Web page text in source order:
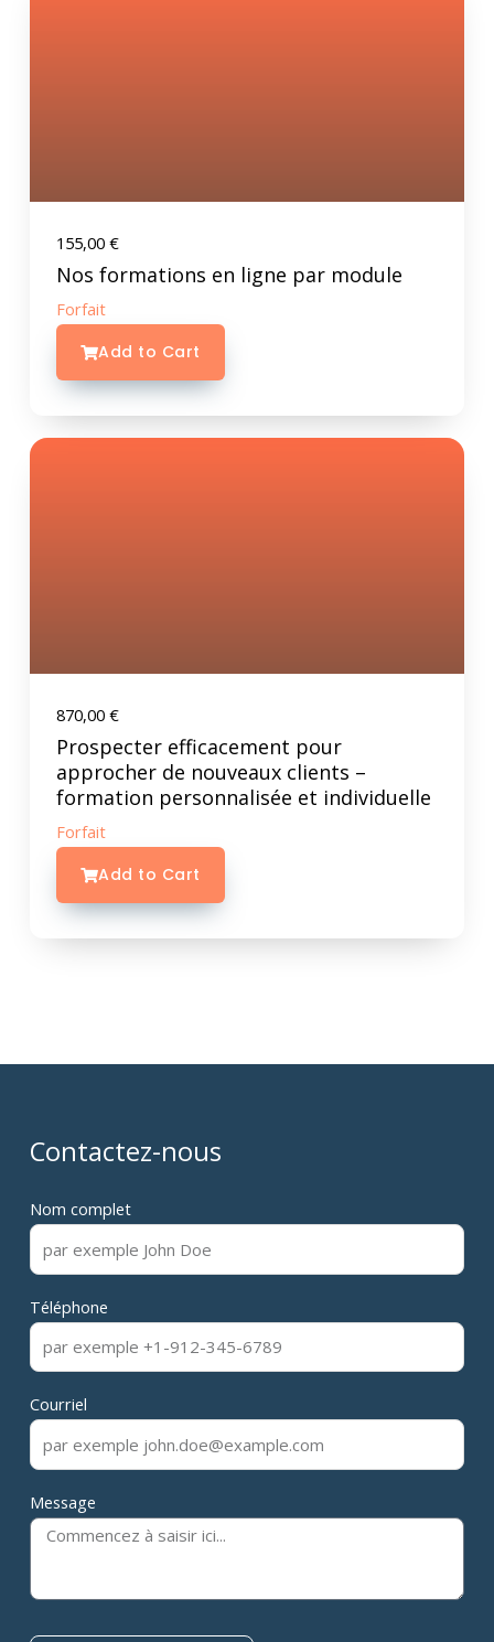
155,00 €
Nos formations en ligne par module
Forfait
Add to Cart
870,00 €
Prospecter efficacement pour
approcher de nouveaux clients –
formation personnalisée et individuelle
Forfait
Add to Cart
Contactez-nous
Nom complet
Téléphone
Courriel
Message